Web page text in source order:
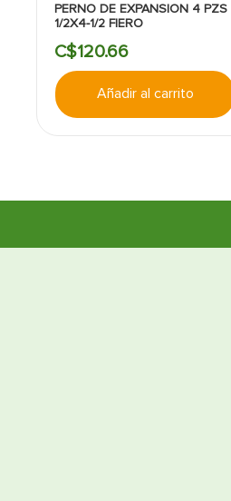
PERNO DE EXPANSION 4 PZS
1/2X4-1/2 FIERO
C$120.66
Añadir al carrito